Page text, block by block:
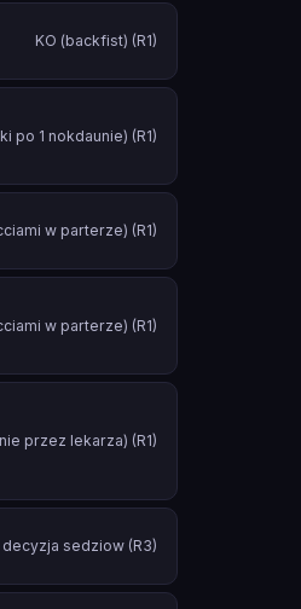
KO (backfist) (R1)
po 1 nokdaunie) (R1)
w parterze) (R1)
w parterze) (R1)
przez lekarza) (R1)
sedziow (R3)